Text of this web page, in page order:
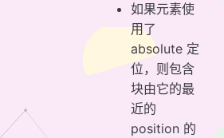
如果元素使
用了
absolute 定
位，则包含
块由它的最
近的
position 的